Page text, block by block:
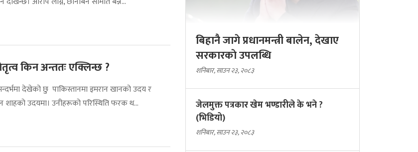
किन अन्ततः एक्लिन्छ ?
देखेको छु पाकिस्तानमा इमरान खानको उदय र
शाहको उदयमा। उनीहरूको परिस्थिति फरक थ...
बिहानै जागे प्रधानमन्त्री बालेन, देखाए
सरकारकाे उपलब्धि
शनिबार, साउन २३, २०८३
जेलमुक्त पत्रकार खेम भण्डारीले के भने ?
(भिडियो)
शनिबार, साउन २३, २०८३